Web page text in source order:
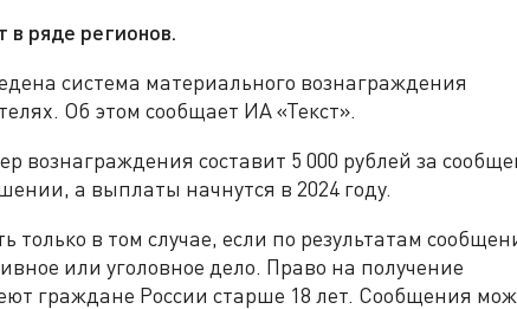
ряде регионов.
система материального вознаграждения
Об этом сообщает ИА «Текст».
вознаграждения составит 5 000 рублей за
а выплаты начнутся в 2024 году.
в том случае, если по результатам
или уголовное дело. Право на получение
граждане России старше 18 лет. Сообщения